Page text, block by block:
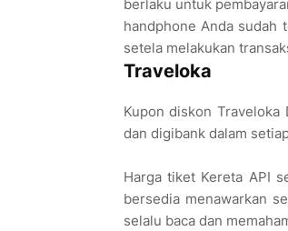
berlaku untuk
handphone Anda sudah
setela melakukan
Traveloka
Kupon diskon
dan digibank dalam
Harga tiket Kereta API
bersedia menawarkan
selalu baca dan